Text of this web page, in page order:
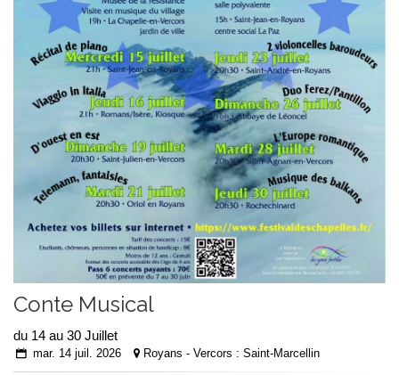
Conte Musical
du 14 au 30 Juillet
mar. 14 juil. 2026 Royans - Vercors : Saint-Marcellin